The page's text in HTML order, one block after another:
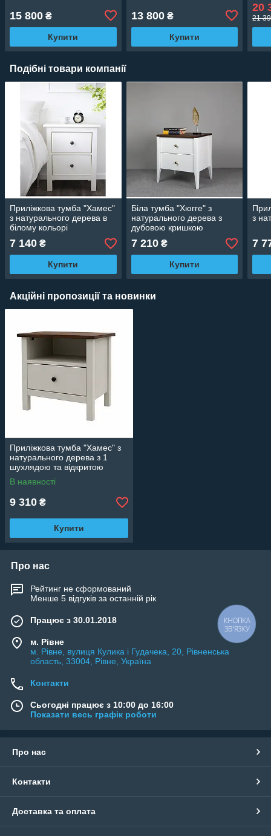
15 800 ₴
Купити
13 800₴
Купити
20
21
Подібні товари компанії
Приліжкова тумба "Хамес"
з натурального дерева в
білому кольорі
7 140 ₴
Купити
Біла тумба "Хюгге" з
натурального дерева з
дубовою кришкою
7 210₴
Купити
з
7
Акційні пропозиції та новинки
Приліжкова тумба "Хамес" з
натурального дерева з 1
шухлядою та відкритою
нішею для спальні
В наявності
9 310 ₴
Купити
Про нас
Рейтинг не сформований
Менше 5 відгуків за останній рік
Працює з 30.01.2018
м. Рівне
м. Рівне, вулиця Кулика і Гудачека, 20, Рівненська
область, 33004, Рівне, Україна
Контакти
Сьогодні працює з 10:00 до 16:00
Показати весь графік роботи
Про нас
Контакти
Доставка та оплата
КНОПКА
ЗВ'ЯЗКУ